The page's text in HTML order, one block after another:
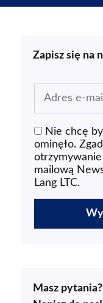
Zapisz się na
Nie chcę
ominęło.
mailową
Lang LTC.
Masz pytania?